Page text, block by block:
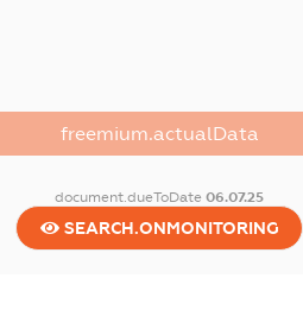
freemium.actualData
document.dueToDate06.07.25
SEARCH.ONMONITORING